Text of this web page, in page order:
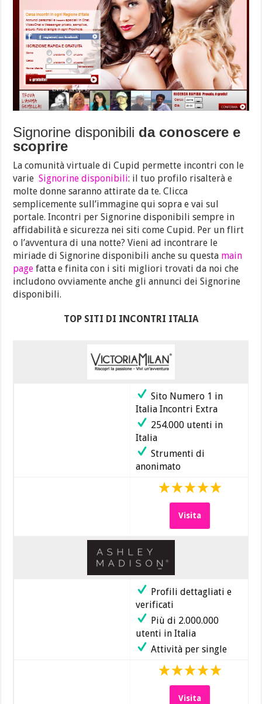
Signorine disponibili da conoscere e
scoprire
La comunità virtuale di Cupid permette incontri con le
varie Signorine disponibili: il tuo profilo risalterà e
molte donne saranno attirate da te. Clicca
semplicemente sull’immagine qui sopra e vai sul
portale. Incontri per Signorine disponibili sempre in
affidabilità e sicurezza nei siti come Cupid. Per un flirt
o l’avventura di una notte? Vieni ad incontrare le
miriade di Signorine disponibili anche su questa main
page fatta e finita con i siti migliori trovati da noi che
includono ovviamente anche gli annunci dei Signorine
disponibili.
TOP SITI DI INCONTRI ITALIA
Sito Numero 1 in
Italia Incontri Extra
254.000 utenti in
Italia
Strumenti di
anonimato
Visita
Profili dettagliati e
verificati
Più di 2.000.000
utenti in Italia
Attività per single
Visita